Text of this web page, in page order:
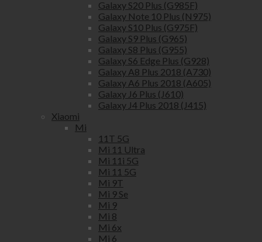
Galaxy S20 Plus (G985F)
Galaxy Note 10 Plus (N975)
Galaxy S10 Plus (G975F)
Galaxy S9 Plus (G965)
Galaxy S8 Plus (G955)
Galaxy S6 Edge Plus (G928)
Galaxy A8 Plus 2018 (A730)
Galaxy A6 Plus 2018 (A605)
Galaxy J6 Plus (J610)
Galaxy J4 Plus 2018 (J415)
Xiaomi
Mi
11T 5G
Mi 11 Ultra
Mi 11i 5G
Mi 11 5G
Mi 9T
Mi 9 Se
Mi 9
Mi 8
Mi 6x
Mi 6